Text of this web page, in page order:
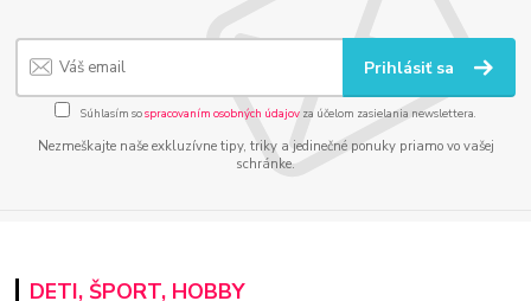
Prihlásiť sa
Súhlasím sospracovaním osobných údajov za účelom zasielania newslettera.
Nezmeškajte naše exkluzívne tipy, triky a jedinečné ponuky priamo vo vašej
schránke.
DETI, ŠPORT, HOBBY